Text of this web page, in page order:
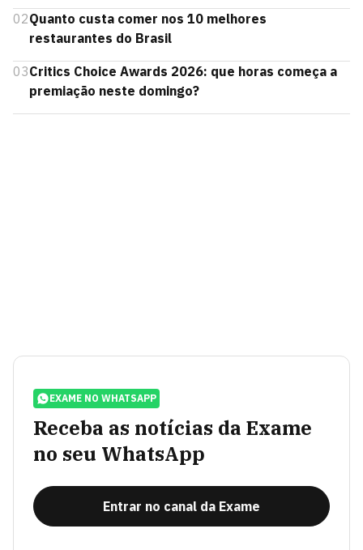
02Quanto custa comer nos 10 melhores
restaurantes do Brasil
03Critics Choice Awards 2026: que horas começa a
premiação neste domingo?
EXAME NO WHATSAPP
Receba as notícias da Exame
no seu WhatsApp
Entrar no canal da Exame